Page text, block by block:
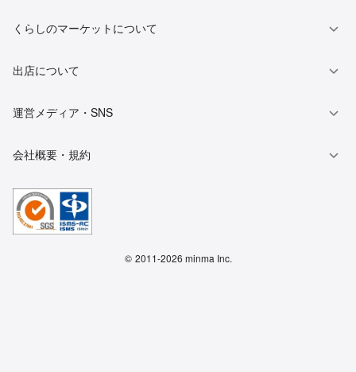
くらしのマーケットについて
出店について
運営メディア・SNS
会社概要・規約
© 2011-2026 minma Inc.